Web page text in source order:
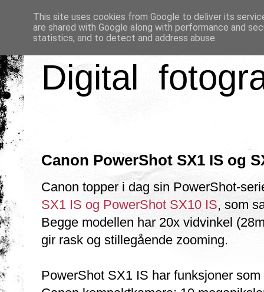
Digital
Canon PowerShot SX1 IS og
Canon topper i dag sin PowerShot-
SX1 IS og PowerShot SX10 IS, som
Begge modellen har 20x vidvinkel
gir rask og stillegående zooming.
PowerShot SX1 IS har funksjoner
This site uses cookies from Google to deliver its
are shared with Google along with performance and
statistics, and to detect and address abuse.